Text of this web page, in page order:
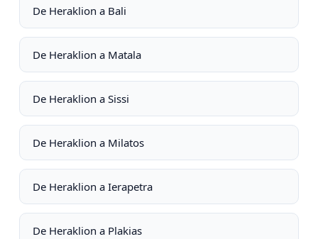
De Heraklion a Bali
De Heraklion a Matala
De Heraklion a Sissi
De Heraklion a Milatos
De Heraklion a Ierapetra
De Heraklion a Plakias